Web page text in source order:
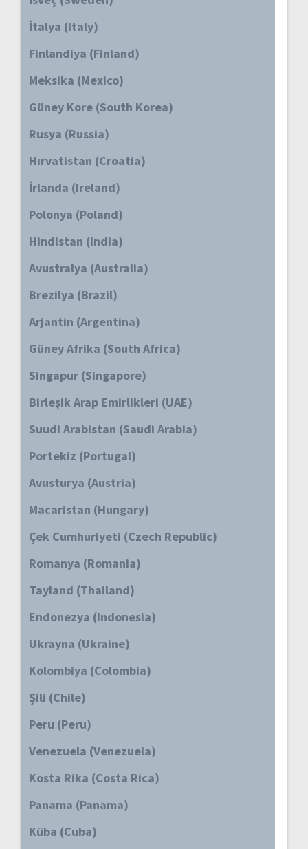
İtalya (Italy)
Finlandiya (Finland)
Meksika (Mexico)
Güney Kore (South Korea)
Rusya (Russia)
Hırvatistan (Croatia)
İrlanda (Ireland)
Polonya (Poland)
Hindistan (India)
Avustralya (Australia)
Brezilya (Brazil)
Arjantin (Argentina)
Güney Afrika (South Africa)
Singapur (Singapore)
Birleşik Arap Emirlikleri (UAE)
Suudi Arabistan (Saudi Arabia)
Portekiz (Portugal)
Avusturya (Austria)
Macaristan (Hungary)
Çek Cumhuriyeti (Czech Republic)
Romanya (Romania)
Tayland (Thailand)
Endonezya (Indonesia)
Ukrayna (Ukraine)
Kolombiya (Colombia)
Şili (Chile)
Peru (Peru)
Venezuela (Venezuela)
Kosta Rika (Costa Rica)
Panama (Panama)
Küba (Cuba)